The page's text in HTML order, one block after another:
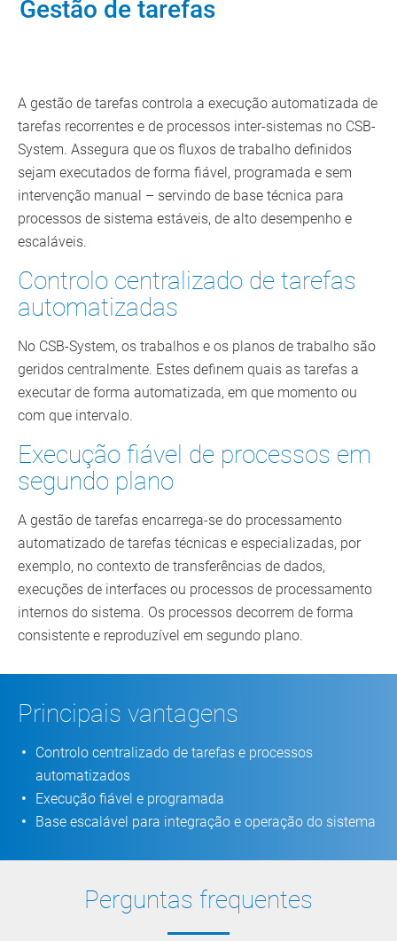
Gestão de tarefas
A gestão de tarefas controla a execução automatizada de
tarefas recorrentes e de processos inter-sistemas no CSB-
System. Assegura que os fluxos de trabalho definidos
sejam executados de forma fiável, programada e sem
intervenção manual – servindo de base técnica para
processos de sistema estáveis, de alto desempenho e
escaláveis.
Controlo centralizado de tarefas
automatizadas
No CSB-System, os trabalhos e os planos de trabalho são
geridos centralmente. Estes definem quais as tarefas a
executar de forma automatizada, em que momento ou
com que intervalo.
Execução fiável de processos em
segundo plano
A gestão de tarefas encarrega-se do processamento
automatizado de tarefas técnicas e especializadas, por
exemplo, no contexto de transferências de dados,
execuções de interfaces ou processos de processamento
internos do sistema. Os processos decorrem de forma
consistente e reproduzível em segundo plano.
Principais vantagens
Controlo centralizado de tarefas e processos
automatizados
Execução fiável e programada
Base escalável para integração e operação do sistema
Perguntas frequentes